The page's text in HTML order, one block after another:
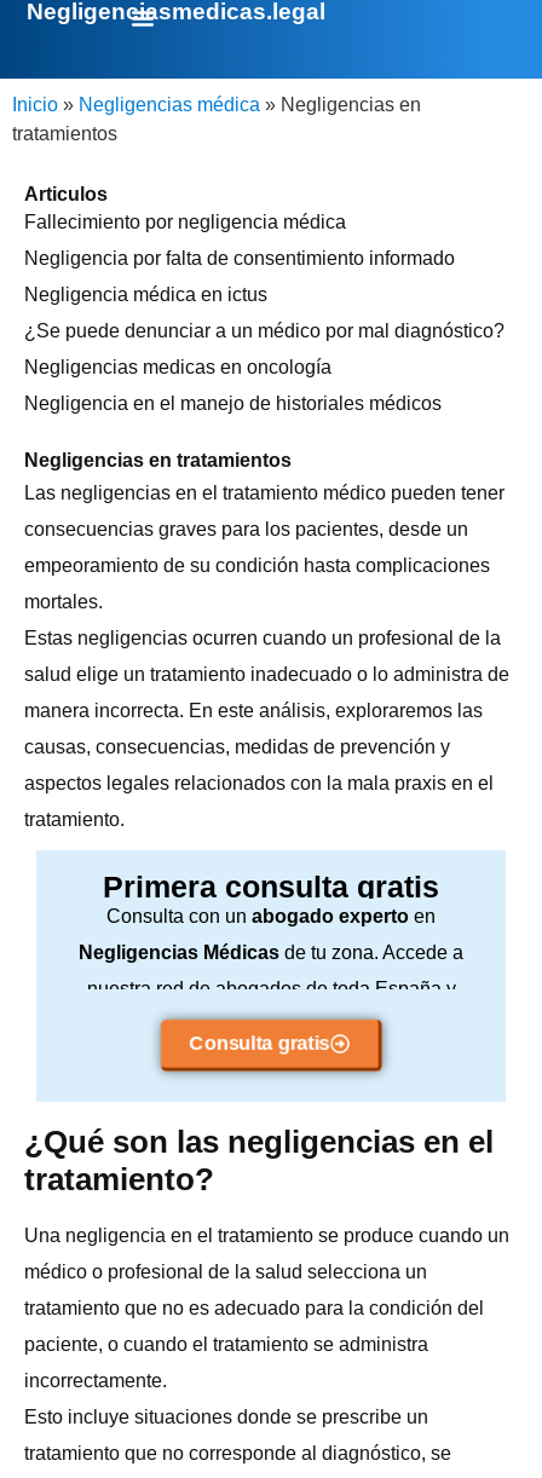
Negligenciasmedicas.legal
Inicio » Negligencias médica » Negligencias en
tratamientos
Articulos
Fallecimiento por negligencia médica
Negligencia por falta de consentimiento informado
Negligencia médica en ictus
¿Se puede denunciar a un médico por mal diagnóstico?
Negligencias medicas en oncología
Negligencia en el manejo de historiales médicos
Negligencias en tratamientos
Las negligencias en el tratamiento médico pueden tener
consecuencias graves para los pacientes, desde un
empeoramiento de su condición hasta complicaciones
mortales.
Estas negligencias ocurren cuando un profesional de la
salud elige un tratamiento inadecuado o lo administra de
manera incorrecta. En este análisis, exploraremos las
causas, consecuencias, medidas de prevención y
aspectos legales relacionados con la mala praxis en el
tratamiento.
Primera consulta gratis
Consulta con un abogado experto en
Negligencias Médicas de tu zona. Accede a
nuestra red de abogados de toda España y
consulta sin compromiso.
Consulta gratis
¿Qué son las negligencias en el
tratamiento?
Una negligencia en el tratamiento se produce cuando un
médico o profesional de la salud selecciona un
tratamiento que no es adecuado para la condición del
paciente, o cuando el tratamiento se administra
incorrectamente.
Esto incluye situaciones donde se prescribe un
tratamiento que no corresponde al diagnóstico, se